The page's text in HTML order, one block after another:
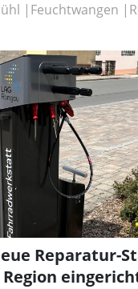
Feuchtwangen
Reparatur-